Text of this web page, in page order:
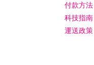
付款方法
科技指南
運送政策